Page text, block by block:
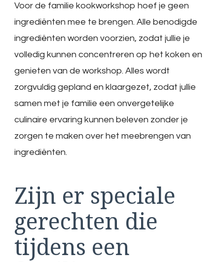
Voor de familie kookworkshop hoef je geen
ingrediënten mee te brengen. Alle benodigde
ingrediënten worden voorzien, zodat jullie je
volledig kunnen concentreren op het koken en
genieten van de workshop. Alles wordt
zorgvuldig gepland en klaargezet, zodat jullie
samen met je familie een onvergetelijke
culinaire ervaring kunnen beleven zonder je
zorgen te maken over het meebrengen van
ingrediënten.
Zijn er speciale
gerechten die
tijdens een